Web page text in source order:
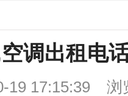
调出租电
19 17:15:39 浏